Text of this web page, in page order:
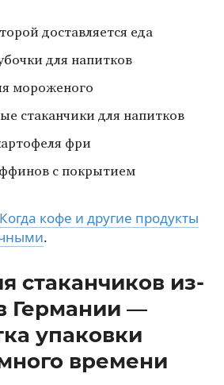
доставляется еда
для напитков
мороженого
стаканчики для напитков
фри
с покрытием
Когда кофе и другие продукты
.
стаканчиков из-
Германии —
упаковки
времени